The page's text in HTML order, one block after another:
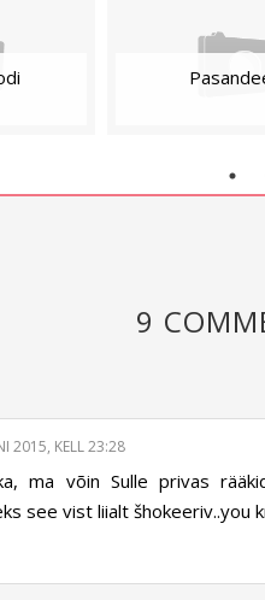
9
2015, KELL 23:28
ma võin Sulle privas
see vist liialt šhokeeriv..you